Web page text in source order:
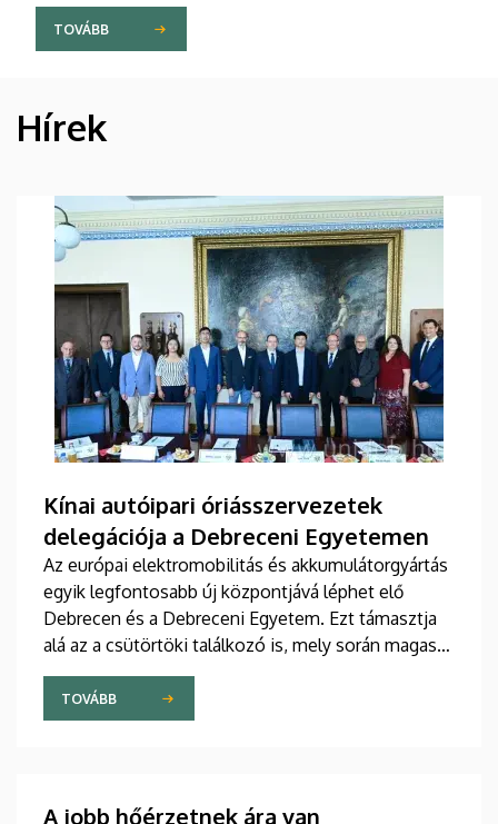
TOVÁBB
HÍREK
Hírek
Kínai autóipari óriásszervezetek
delegációja a Debreceni Egyetemen
Az európai elektromobilitás és akkumulátorgyártás
egyik legfontosabb új központjává léphet elő
Debrecen és a Debreceni Egyetem. Ezt támasztja
alá az a csütörtöki találkozó is, mely során magas
rangú kínai delegációt fogadtak az intézmény
vezetői a Főépület Rektori Tanácstermében. A
megbeszélés fókuszában az egyetem hivatalos
TOVÁBB
A jobb hőérzetnek ára van